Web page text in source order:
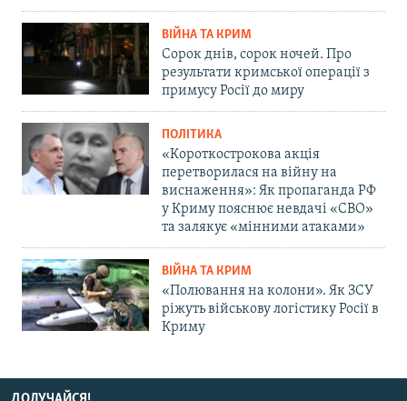
ВІЙНА ТА КРИМ
Сорок днів, сорок ночей. Про
результати кримської операції з
примусу Росії до миру
ПОЛІТИКА
«Короткострокова акція
перетворилася на війну на
виснаження»: Як пропаганда РФ
у Криму пояснює невдачі «СВО»
та залякує «мінними атаками»
ВІЙНА ТА КРИМ
«Полювання на колони». Як ЗСУ
ріжуть військову логістику Росії в
Криму